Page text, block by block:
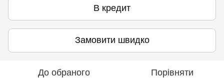
В кредит
Замовити швидко
До обраного Порівняти